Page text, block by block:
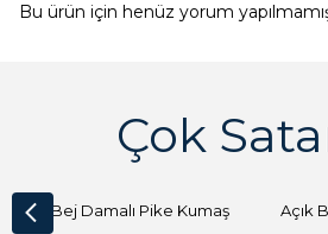
Bu ürün için henüz yorum
Çok
Açık Bej Damalı Pike Kumaş